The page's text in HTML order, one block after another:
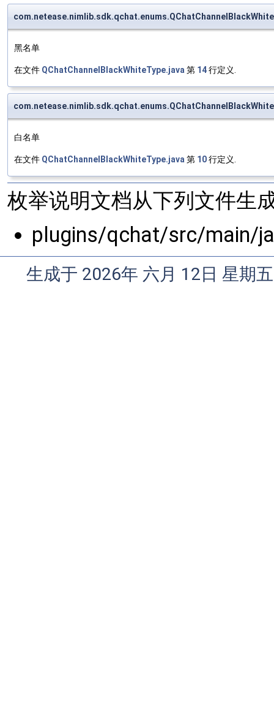
黑名单
在文件 QChatChannelBlackWhiteType.java 第 14行定义.
白名单
在文件 QChatChannelBlackWhiteType.java 第 10行定义.
枚举说明文档从下列文件生
plugins/qchat/src/main/
生成于 2026年 六月 12日 星期